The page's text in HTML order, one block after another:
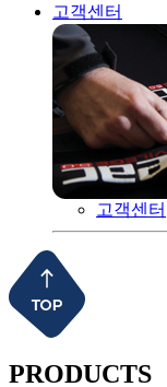
고객센터
고객센터
PRODUCTS